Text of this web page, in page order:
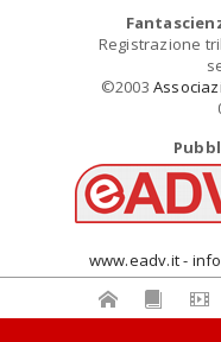
Registrazione
©2003
www.eadv.it -